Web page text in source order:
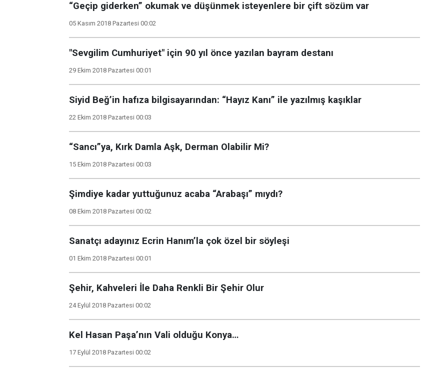
“Geçip giderken” okumak ve düşünmek isteyenlere bir çift sözüm var
05 Kasım 2018 Pazartesi 00:02
"Sevgilim Cumhuriyet" için 90 yıl önce yazılan bayram destanı
29 Ekim 2018 Pazartesi 00:01
Siyid Beğ’in hafıza bilgisayarından: “Hayız Kanı” ile yazılmış kaşıklar
22 Ekim 2018 Pazartesi 00:03
“Sancı”ya, Kırk Damla Aşk, Derman Olabilir Mi?
15 Ekim 2018 Pazartesi 00:03
Şimdiye kadar yuttuğunuz acaba “Arabaşı” mıydı?
08 Ekim 2018 Pazartesi 00:02
Sanatçı adayınız Ecrin Hanım’la çok özel bir söyleşi
01 Ekim 2018 Pazartesi 00:01
Şehir, Kahveleri İle Daha Renkli Bir Şehir Olur
24 Eylül 2018 Pazartesi 00:02
Kel Hasan Paşa’nın Vali olduğu Konya…
17 Eylül 2018 Pazartesi 00:02